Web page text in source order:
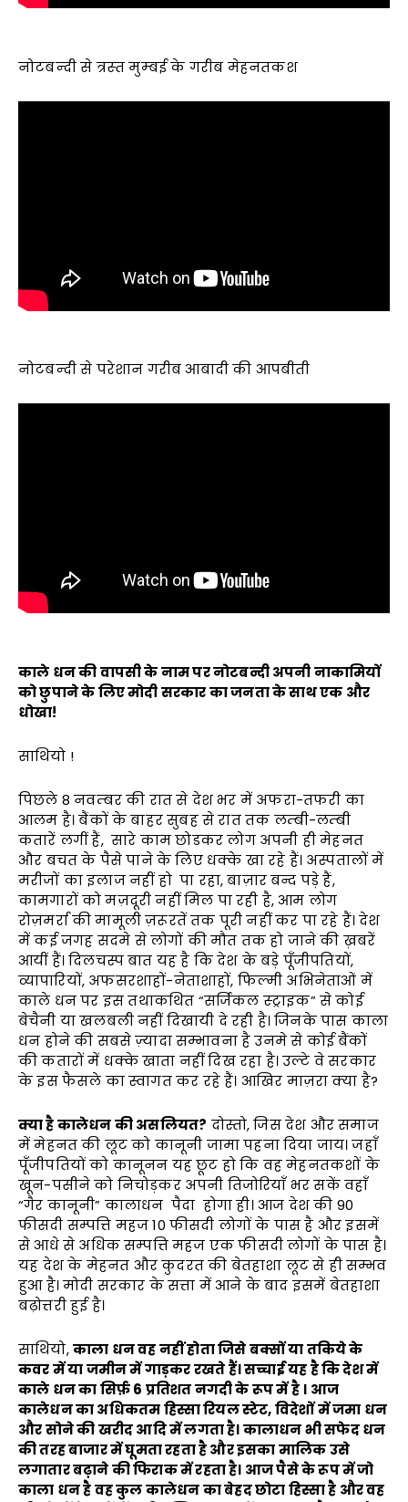
नोटबन्‍दी से त्रस्‍त मुम्‍बई के गरीब मेहनतकश
नोटबन्‍दी से परेशान गरीब आबादी की आपबीती
काले धन की वापसी के नाम पर नोटबन्दीअपनी नाकामियों
को छुपाने के लिए मोदी सरकार का जनता के साथ एक और
धोखा!
साथियो !
पिछले 8 नवम्बर की रात से देश भर में अफरा-तफरी का
आलम है। बैंकों के बाहर सुबह से रात तक लम्बी-लम्बी
कतारें लगीं हैं, सारे काम छोडकर लोग अपनी ही मेहनत
और बचत के पैसे पाने के लिए धक्के खा रहे हैं। अस्पतालों में
मरीजों का इलाज नहीं हो पा रहा, बाज़ार बन्द पड़े हैं,
कामगारों को मज़दूरी नहीं मिल पा रही है, आम लोग
रोज़मर्रा की मामूली ज़रूरतें तक पूरी नहीं कर पा रहे हैं। देश
में कई जगह सदमे से लोगों की मौत तक हो जाने की ख़बरें
आयीं हैं। दिलचस्प बात यह है कि देश के बड़े पूँजीपतियों,
व्यापारियों, अफसरशाहों-नेताशाहों, फिल्मी अभिनेताओं में
काले धन पर इस तथाकथित “सर्जिकल स्ट्राइक” से कोई
बेचैनी या खलबली नहीं दिखायी दे रही है। जिनके पास काला
धन होने की सबसे ज़्यादा सम्भावना है उनमे से कोई बैंकों
की कतारों में धक्के खाता नहीं दिख रहा है। उल्टे वे सरकार
के इस फैसले का स्वागत कर रहे हैं। आखिर माज़रा क्या है?
क्या है कालेधन की असलियत? दोस्तो, जिस देश और समाज
में मेहनत की लूट को कानूनी जामा पहना दिया जाय। जहाँ
पूँजीपतियों को कानूनन यह छूट हो कि वह मेहनतकशों के
खून-पसीने को निचोड़कर अपनी तिजोरियाँ भर सकें वहाँ
“गैर कानूनी” कालाधन पैदा होगा ही। आज देश की 90
फीसदी सम्पत्ति महज 10 फीसदी लोगों के पास है और इसमें
से आधे से अधिक सम्पत्ति महज एक फीसदी लोगों के पास है।
यह देश के मेहनत और कुदरत की बेतहाशा लूट से ही सम्भव
हुआ है। मोदी सरकार के सत्ता में आने के बाद इसमें बेतहाशा
बढ़ोत्तरी हुई है।
साथियो,काला धन वह नहीं होता जिसे बक्सों या तकिये के
कवर में या जमीन में गाड़कर रखते हैं। सच्चाई यह है कि देश में
काले धन का सिर्फ़6 प्रतिशत नगदी के रूप में है । आज
कालेधन का अधिकतम हिस्सा रियल स्टेट,विदेशों में जमा धन
और सोने की खरीद आदि में लगता है। कालाधन भी सफेद धन
की तरह बाजार में घूमता रहता है और इसका मालिक उसे
लगातार बढ़ाने की फिराक में रहता है। आज पैसे के रूप में जो
काला धन है वह कुल कालेधन का बेहद छोटा हिस्सा है और वह